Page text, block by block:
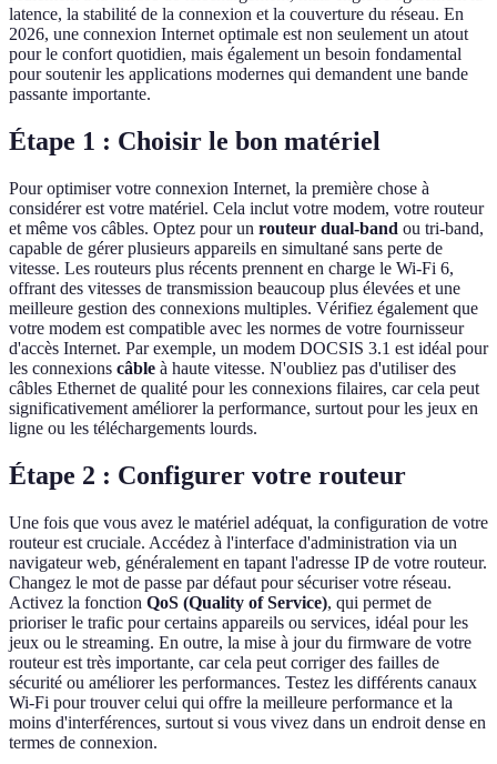
latence, la stabilité de la connexion et la couverture du réseau. En
2026, une connexion Internet optimale est non seulement un atout
pour le confort quotidien, mais également un besoin fondamental
pour soutenir les applications modernes qui demandent une bande
passante importante.
Étape 1 : Choisir le bon matériel
Pour optimiser votre connexion Internet, la première chose à
considérer est votre matériel. Cela inclut votre modem, votre routeur
et même vos câbles. Optez pour un routeur dual-band ou tri-band,
capable de gérer plusieurs appareils en simultané sans perte de
vitesse. Les routeurs plus récents prennent en charge le Wi-Fi 6,
offrant des vitesses de transmission beaucoup plus élevées et une
meilleure gestion des connexions multiples. Vérifiez également que
votre modem est compatible avec les normes de votre fournisseur
d'accès Internet. Par exemple, un modem DOCSIS 3.1 est idéal pour
les connexions câble à haute vitesse. N'oubliez pas d'utiliser des
câbles Ethernet de qualité pour les connexions filaires, car cela peut
significativement améliorer la performance, surtout pour les jeux en
ligne ou les téléchargements lourds.
Étape 2 : Configurer votre routeur
Une fois que vous avez le matériel adéquat, la configuration de votre
routeur est cruciale. Accédez à l'interface d'administration via un
navigateur web, généralement en tapant l'adresse IP de votre routeur.
Changez le mot de passe par défaut pour sécuriser votre réseau.
Activez la fonction QoS (Quality of Service), qui permet de
prioriser le trafic pour certains appareils ou services, idéal pour les
jeux ou le streaming. En outre, la mise à jour du firmware de votre
routeur est très importante, car cela peut corriger des failles de
sécurité ou améliorer les performances. Testez les différents canaux
Wi-Fi pour trouver celui qui offre la meilleure performance et la
moins d'interférences, surtout si vous vivez dans un endroit dense en
termes de connexion.